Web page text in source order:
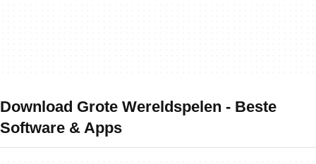
Download Grote Wereldspelen - Beste
Software & Apps